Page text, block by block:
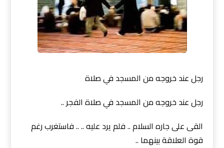
رجل عند خروجه من المسجد في صلاة
رجل عند خروجه من المسجد في صلاة الفجر ..
القى على جاره السلام .. فلم يرد عليه .. .. فاستغرب رغم
قوة العلاقة بينهما ..